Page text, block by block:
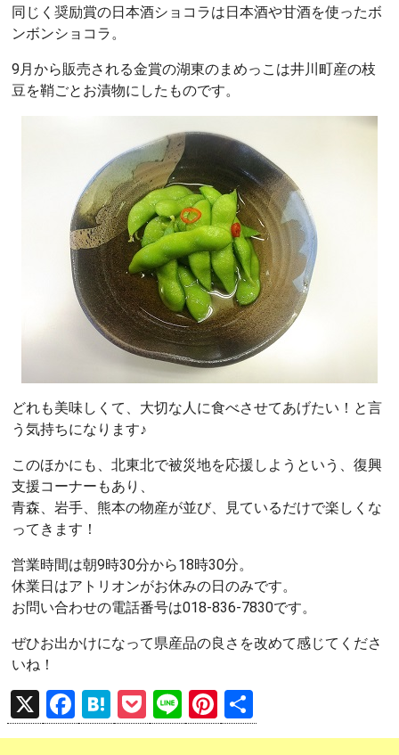
同じく奨励賞の日本酒ショコラは日本酒や甘酒を使ったボ
ンボンショコラ。
9月から販売される金賞の湖東のまめっこは井川町産の枝
豆を鞘ごとお漬物にしたものです。
どれも美味しくて、大切な人に食べさせてあげたい！と言
う気持ちになります♪
このほかにも、北東北で被災地を応援しようという、復興
支援コーナーもあり、
青森、岩手、熊本の物産が並び、見ているだけで楽しくな
ってきます！
営業時間は朝9時30分から18時30分。
休業日はアトリオンがお休みの日のみです。
お問い合わせの電話番号は018-836-7830です。
ぜひお出かけになって県産品の良さを改めて感じてくださ
いね！
X
F
a
H
at
P
o
Li
n
Pi
nt 有